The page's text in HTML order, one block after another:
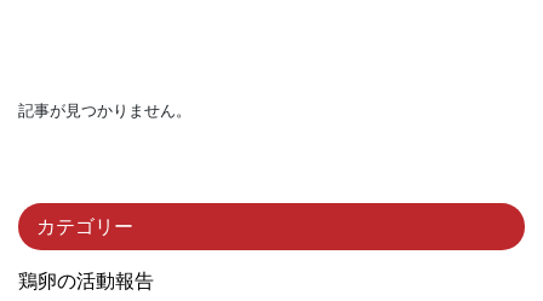
記事が見つかりません。
カテゴリー
鶏卵の活動報告